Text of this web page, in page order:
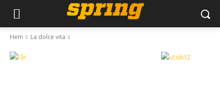
Hem La dolce vita